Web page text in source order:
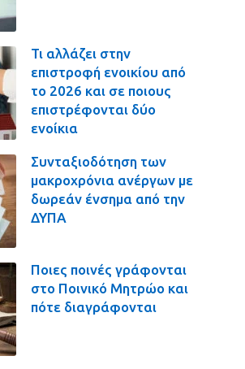
Τι αλλάζει στην
επιστροφή ενοικίου από
το 2026 και σε ποιους
επιστρέφονται δύο
ενοίκια
Συνταξιοδότηση των
μακροχρόνια ανέργων με
δωρεάν ένσημα από την
ΔΥΠΑ
Ποιες ποινές γράφονται
στο Ποινικό Μητρώο και
πότε διαγράφονται